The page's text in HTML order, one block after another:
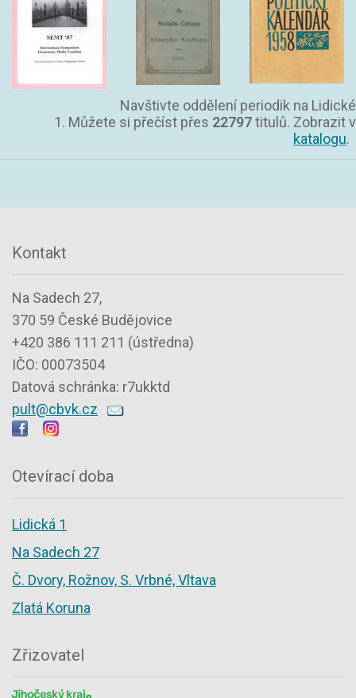
Navštivte oddělení periodik na Lidické
1. Můžete si přečíst přes 22797titulů. Zobrazit v
katalogu.
Kontakt
Na Sadech 27,
370 59 České Budějovice
+420 386 111 211 (ústředna)
IČO: 00073504
Datová schránka: r7ukktd
pult@cbvk.cz
Otevírací doba
Lidická 1
Na Sadech 27
Č. Dvory, Rožnov, S. Vrbné, Vltava
Zlatá Koruna
Zřizovatel